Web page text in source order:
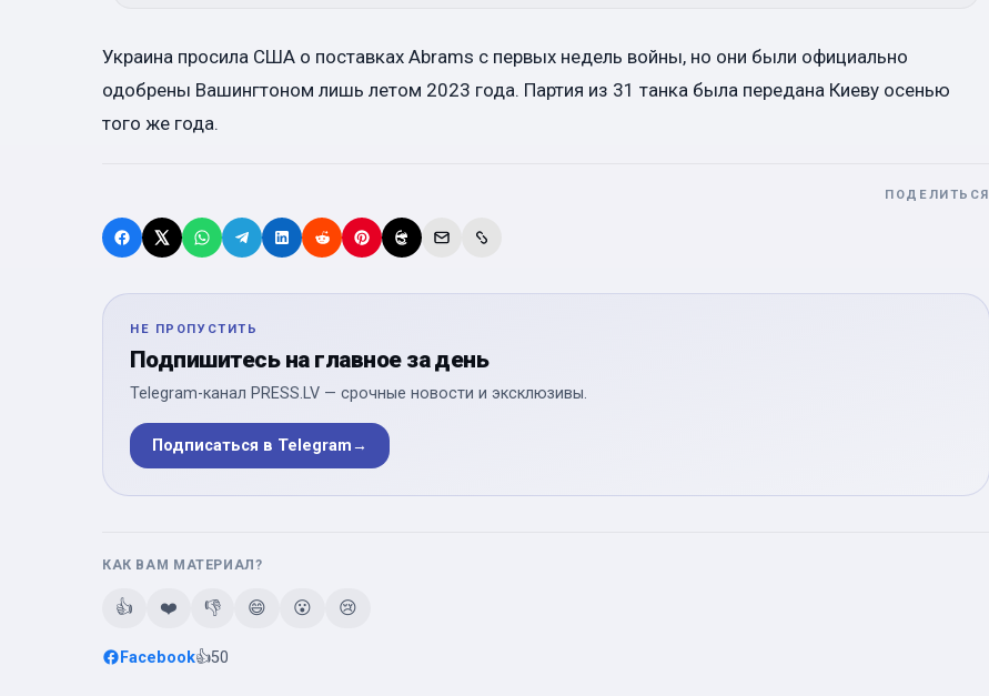
Украина просила США о поставках Abrams с первых недель войны, но они были официально
одобрены Вашингтоном лишь летом 2023 года. Партия из 31 танка была передана Киеву осенью
того же года.
ПОДЕЛИТЬСЯ
НЕ ПРОПУСТИТЬ
Подпишитесь на главное за день
Telegram-канал PRESS.LV — срочные новости и эксклюзивы.
Подписаться в Telegram→
КАК ВАМ МАТЕРИАЛ?
👍 ❤️ 👎 😄 😮 😢
Facebook👍50